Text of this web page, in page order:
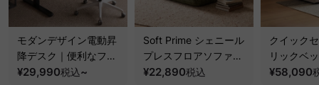
モダンデザイン電動昇
降デスク｜便利なフッ
ク・コンセント・
¥29,990税込~
Soft Prime シェニール
プレスフロアソファ｜
圧縮梱包で搬入しやす
¥22,890税込
クイック
リックベ
要で組み
¥58,090